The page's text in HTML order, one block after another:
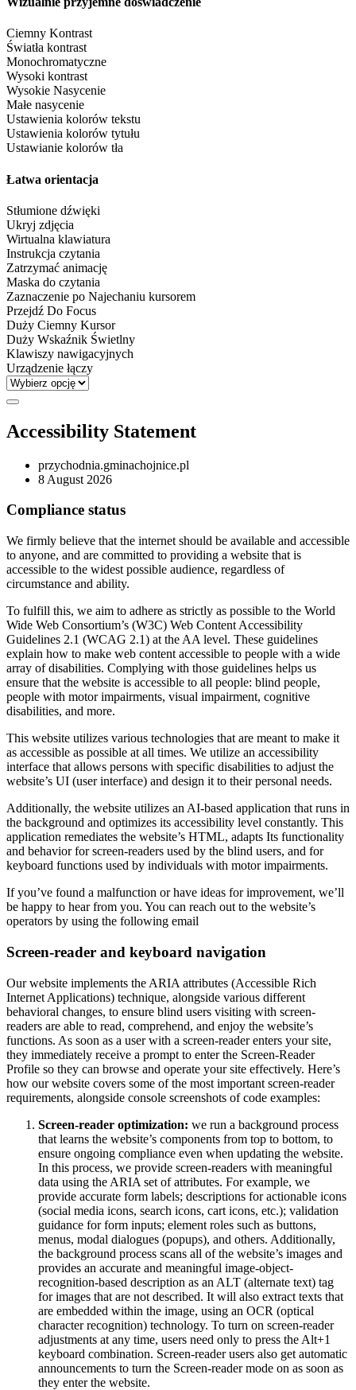
Ciemny Kontrast
Światła kontrast
Monochromatyczne
Wysoki kontrast
Wysokie Nasycenie
Małe nasycenie
Ustawienia kolorów tekstu
Ustawienia kolorów tytułu
Ustawianie kolorów tła
Łatwa orientacja
Stłumione dźwięki
Ukryj zdjęcia
Wirtualna klawiatura
Instrukcja czytania
Zatrzymać animację
Maska do czytania
Zaznaczenie po Najechaniu kursorem
Przejdź Do Focus
Duży Ciemny Kursor
Duży Wskaźnik Świetlny
Klawiszy nawigacyjnych
Urządzenie łączy
Accessibility Statement
przychodnia.gminachojnice.pl
8 August 2026
Compliance status
We firmly believe that the internet should be available and accessible
to anyone, and are committed to providing a website that is
accessible to the widest possible audience, regardless of
circumstance and ability.
To fulfill this, we aim to adhere as strictly as possible to the World
Wide Web Consortium’s (W3C) Web Content Accessibility
Guidelines 2.1 (WCAG 2.1) at the AA level. These guidelines
explain how to make web content accessible to people with a wide
array of disabilities. Complying with those guidelines helps us
ensure that the website is accessible to all people: blind people,
people with motor impairments, visual impairment, cognitive
disabilities, and more.
This website utilizes various technologies that are meant to make it
as accessible as possible at all times. We utilize an accessibility
interface that allows persons with specific disabilities to adjust the
website’s UI (user interface) and design it to their personal needs.
Additionally, the website utilizes an AI-based application that runs in
the background and optimizes its accessibility level constantly. This
application remediates the website’s HTML, adapts Its functionality
and behavior for screen-readers used by the blind users, and for
keyboard functions used by individuals with motor impairments.
If you’ve found a malfunction or have ideas for improvement, we’ll
be happy to hear from you. You can reach out to the website’s
operators by using the following email
Screen-reader and keyboard navigation
Our website implements the ARIA attributes (Accessible Rich
Internet Applications) technique, alongside various different
behavioral changes, to ensure blind users visiting with screen-
readers are able to read, comprehend, and enjoy the website’s
functions. As soon as a user with a screen-reader enters your site,
they immediately receive a prompt to enter the Screen-Reader
Profile so they can browse and operate your site effectively. Here’s
how our website covers some of the most important screen-reader
requirements, alongside console screenshots of code examples:
Screen-reader optimization: we run a background process
that learns the website’s components from top to bottom, to
ensure ongoing compliance even when updating the website.
In this process, we provide screen-readers with meaningful
data using the ARIA set of attributes. For example, we
provide accurate form labels; descriptions for actionable icons
(social media icons, search icons, cart icons, etc.); validation
guidance for form inputs; element roles such as buttons,
menus, modal dialogues (popups), and others. Additionally,
the background process scans all of the website’s images and
provides an accurate and meaningful image-object-
recognition-based description as an ALT (alternate text) tag
for images that are not described. It will also extract texts that
are embedded within the image, using an OCR (optical
character recognition) technology. To turn on screen-reader
adjustments at any time, users need only to press the Alt+1
keyboard combination. Screen-reader users also get automatic
announcements to turn the Screen-reader mode on as soon as
they enter the website.